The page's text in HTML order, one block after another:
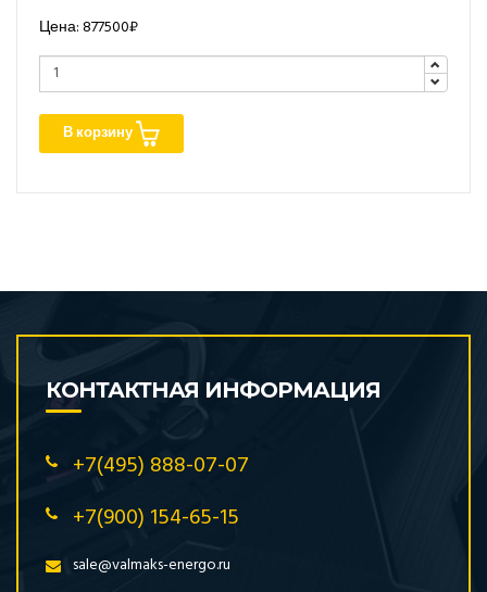
Цена: 877500₽
В корзину
КОНТАКТНАЯ ИНФОРМАЦИЯ
+7(495) 888-07-07
+7(900) 154-65-15
sale@valmaks-energo.ru